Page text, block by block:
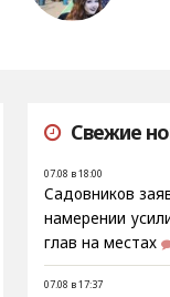
Свежие
07.08 в 18:00
Садовников
намерении
глав на местах
07.08 в 17:37